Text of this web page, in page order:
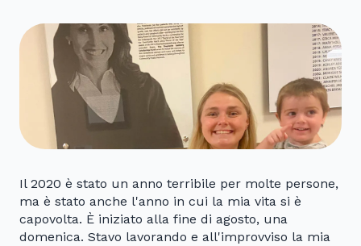
Il 2020 è stato un anno terribile per molte persone,
ma è stato anche l'anno in cui la mia vita si è
capovolta. È iniziato alla fine di agosto, una
domenica. Stavo lavorando e all'improvviso la mia